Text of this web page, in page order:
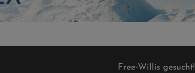
Free-Willis gesucht!